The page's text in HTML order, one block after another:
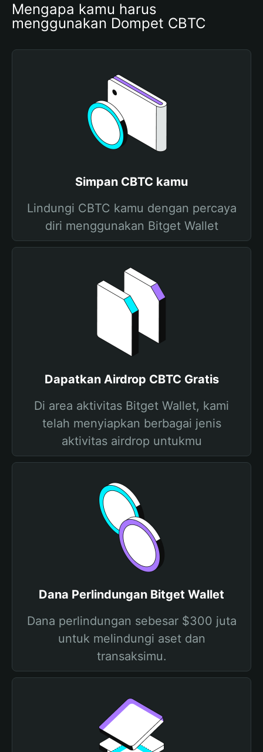
Mengapa kamu harus
menggunakan Dompet CBTC
Simpan CBTC kamu
Lindungi CBTC kamu dengan percaya
diri menggunakan Bitget Wallet
Dapatkan Airdrop CBTC Gratis
Di area aktivitas Bitget Wallet, kami
telah menyiapkan berbagai jenis
aktivitas airdrop untukmu
Dana Perlindungan Bitget Wallet
Dana perlindungan sebesar $300 juta
untuk melindungi aset dan
transaksimu.